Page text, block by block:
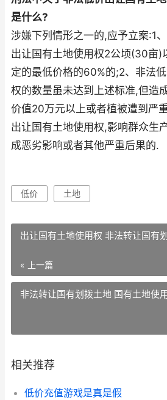
是什么?
涉嫌下列情形之一的,应予立案:1
出让国有土地使用权2公顷(30亩)
定的最低价格的60%的;2、非法
权的数量虽未达到上述标准,但造
价值20万元以上或者植被遭到严
出让国有土地使用权,影响群众生
成恶劣影响或者其他严重后果的.
低价 土地
出让国有土地使用权 非法转让国有
« 上一篇
非法转让国有划拨土地 国有土地使
相关推荐
低价充值游戏是真是假